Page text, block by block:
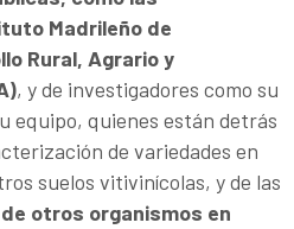
Madrileño de
Rural, Agrario y
, y de investigadores como su
equipo, quienes están detrás
de variedades en
suelos vitivinícolas, y de las
otros organismos en